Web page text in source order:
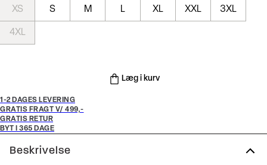
XS S M L XL XXL 3XL
4XL
Læg i kurv
1-2 DAGES LEVERING
GRATIS FRAGT V/ 499,-
GRATIS RETUR
BYT I 365 DAGE
Beskrivelse